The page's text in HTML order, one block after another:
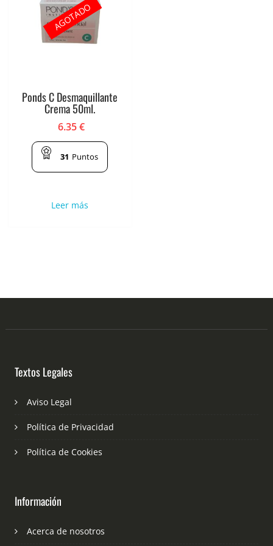
Ponds C Desmaquillante
Crema 50ml.
6.35€
31 Puntos
Leer más
AGOTADO
Textos Legales
Aviso Legal
Política de Privacidad
Política de Cookies
Información
Acerca de nosotros